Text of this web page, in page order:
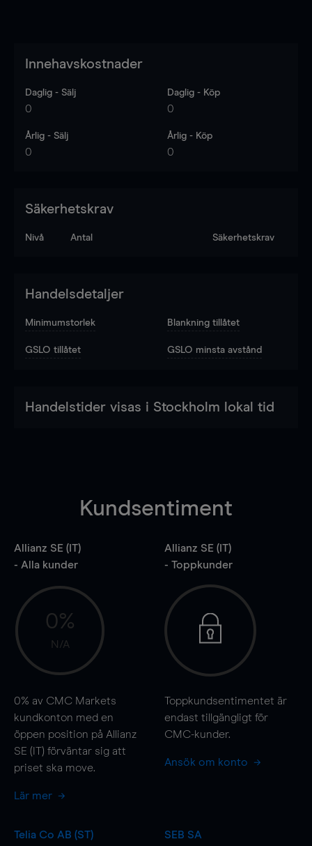
Innehavskostnader
Daglig - Sälj
0
Daglig - Köp
0
Årlig - Sälj
0
Årlig - Köp
0
Säkerhetskrav
Nivå Antal Säkerhetskrav
Handelsdetaljer
Minimumstorlek Blankning tillåtet
GSLO tillåtet GSLO minsta avstånd
Handelstider visas i Stockholm lokal tid
Kundsentiment
Allianz SE (IT)
- Alla kunder
0%
N/A
0% av CMC Markets
kundkonton med en
öppen position på Allianz
SE (IT) förväntar sig att
priset ska move.
Lär mer
Allianz SE (IT)
- Toppkunder
Toppkundsentimentet är
endast tillgängligt för
CMC-kunder.
Ansök om konto
Telia Co AB (ST)
SEB SA